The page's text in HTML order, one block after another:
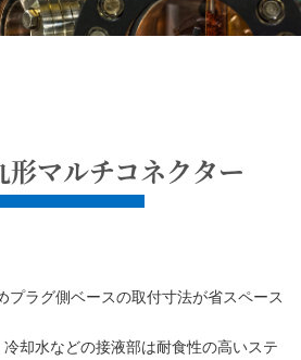
マルチコネクター
ラグ側ベースの取付寸法が省スペース
却水などの接液部は耐食性の高いステ